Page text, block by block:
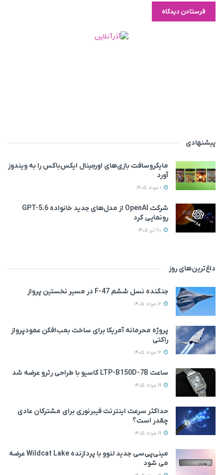
پیشنهادی
مایکروسافت بازی‌های اورجینال ایکس‌باکس را به ویندوز
آورد
شرکت OpenAI از مدل‌های جدید خانواده GPT-5.6
رونمایی کرد
داغ‌ترین‌های روز
جنگنده نسل ششم F-47 در مسیر نخستین پرواز
پروژه محرمانه آمریکا برای ساخت بمب‌افکن عمودپرواز
راکتی
ساعت LTP-B150D-7B کاسیو با طراحی رترو عرضه شد
حداکثر سرعت اینترنت فیبرنوری برای مشترکان عادی
چقدر است؟
مینی‌پی‌سی جدید لنوو با پردازنده Wildcat Lake عرضه
می‌ شود